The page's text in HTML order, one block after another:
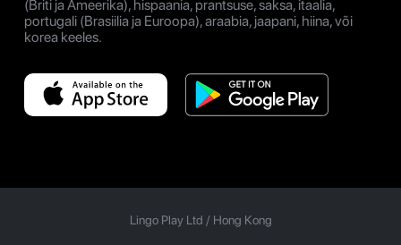
(Briti ja Ameerika), hispaania, prantsuse, saksa, itaalia,
portugali (Brasiilia ja Euroopa), araabia, jaapani, hiina, või
korea keeles.
Lingo Play Ltd / Hong Kong